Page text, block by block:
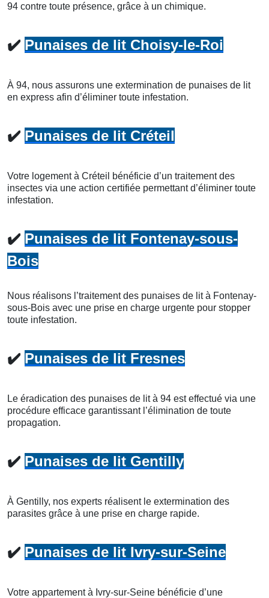
94 contre toute présence, grâce à un chimique.
✔️ Punaises de lit Choisy-le-Roi
À 94, nous assurons une extermination de punaises de lit
en express afin d’éliminer toute infestation.
✔️ Punaises de lit Créteil
Votre logement à Créteil bénéficie d’un traitement des
insectes via une action certifiée permettant d’éliminer toute
infestation.
✔️ Punaises de lit Fontenay-sous-
Bois
Nous réalisons l’traitement des punaises de lit à Fontenay-
sous-Bois avec une prise en charge urgente pour stopper
toute infestation.
✔️ Punaises de lit Fresnes
Le éradication des punaises de lit à 94 est effectué via une
procédure efficace garantissant l’élimination de toute
propagation.
✔️ Punaises de lit Gentilly
À Gentilly, nos experts réalisent le extermination des
parasites grâce à une prise en charge rapide.
✔️ Punaises de lit Ivry-sur-Seine
Votre appartement à Ivry-sur-Seine bénéficie d’une